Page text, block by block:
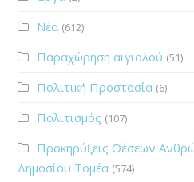
Νέα (612)
Παραχώρηση αιγιαλού (51)
Πολιτική Προστασία (6)
Πολιτισμός (107)
Προκηρύξεις Θέσεων
Δημοσίου Τομέα (574)